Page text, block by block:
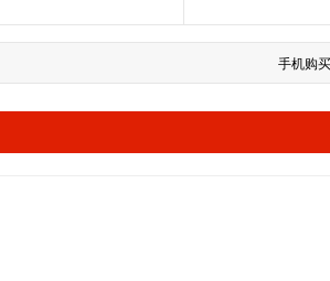
手机购买